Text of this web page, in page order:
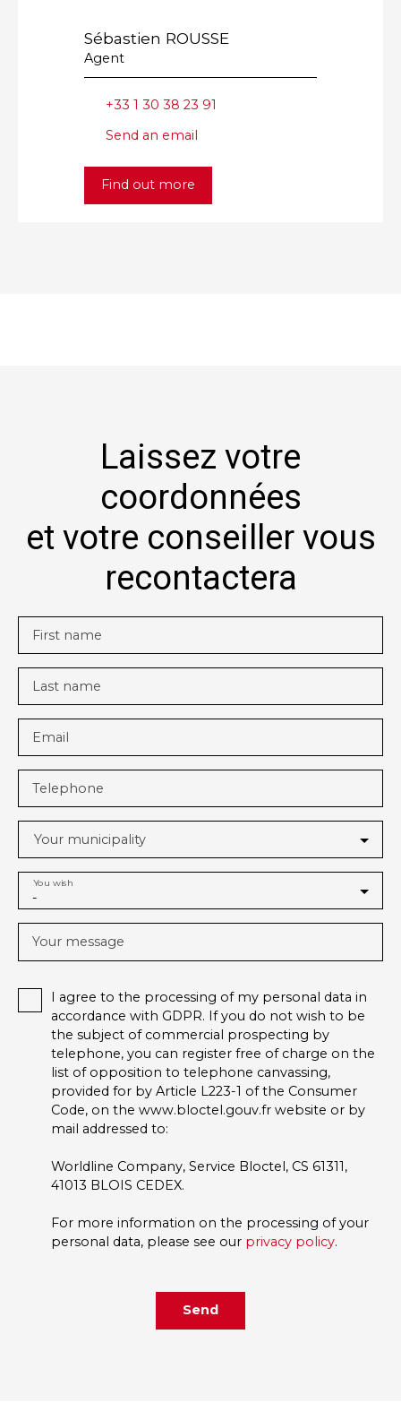
Sébastien ROUSSE
Agent
+33 1 30 38 23 91
Send an email
Find out more
Laissez votre
coordonnées
et votre conseiller vous
recontactera
First name
Last name
Email
Telephone
Your municipality
-
You wish
Your message
I agree to the processing of my personal data in
accordance with GDPR. If you do not wish to be
the subject of commercial prospecting by
telephone, you can register free of charge on the
list of opposition to telephone canvassing,
provided for by Article L223-1 of the Consumer
Code, on the www.bloctel.gouv.fr website or by
mail addressed to:
Worldline Company, Service Bloctel, CS 61311,
41013 BLOIS CEDEX.
For more information on the processing of your
personal data, please see our privacy policy.
Send